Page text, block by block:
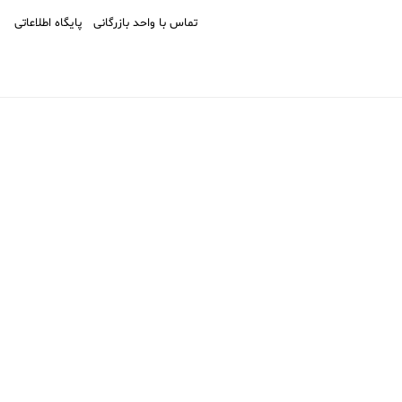
تماس با واحد بازرگانی پایگاه اطلاعاتی